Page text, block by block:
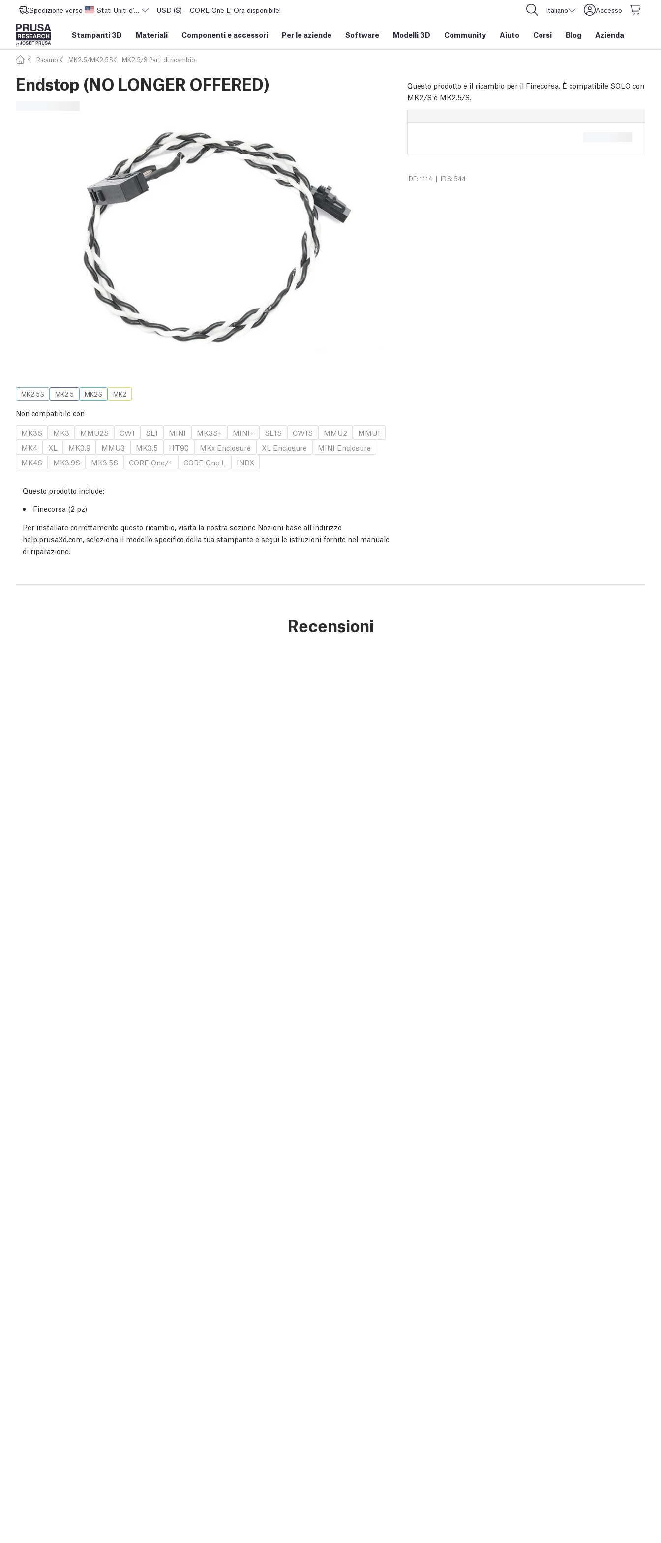
Spedizione verso Stati Uniti d'AmericaUSD ($) CORE One L: Ora disponibile! Italiano Accesso
Stampanti 3D Materiali Componenti e accessori Per le aziende Software Modelli 3D Community Aiuto Corsi Blog Azienda
Ricambi MK2.5/MK2.5S MK2.5/S Parti di ricambio
Endstop (NO LONGER OFFERED)
Questo prodotto è il ricambio per il Finecorsa. È compatibile SOLO con
MK2/S e MK2.5/S.
IDF: 1114 | IDS: 544
MK2.5S MK2.5 MK2S MK2
Non compatibile con
MK3S
MK3 MMU2S CW1 SL1 MINI MK3S+ MINI+ SL1S CW1S MMU2
MMU1
MK4
XL MK3.9 MMU3 MK3.5 HT90 MKx Enclosure XL Enclosure
MINI Enclosure
MK4S
MK3.9S MK3.5S CORE One/+ CORE One L INDX
Questo prodotto include:
Finecorsa (2 pz)
Per installare correttamente questo ricambio, visita la nostra sezione Nozioni base all'indirizzo
help.prusa3d.com, seleziona il modello specifico della tua stampante e segui le istruzioni fornite nel manuale
di riparazione.
Recensioni